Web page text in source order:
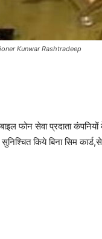
Kunwar Rashtradeep
फोन सेवा प्रदाता
किये बिना सिम